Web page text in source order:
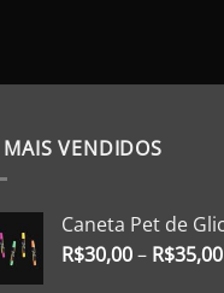
MAIS VENDIDOS
Caneta Pet de
R$30,00– R$35,00